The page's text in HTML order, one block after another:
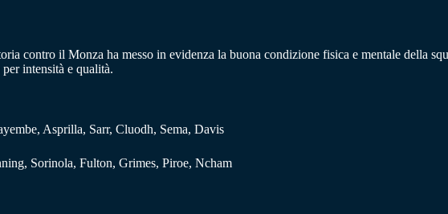
contro il Monza ha messo in evidenza la buona condizione fisica e mentale della
intensità e qualità.
Asprilla, Sarr, Cluodh, Sema, Davis
Sorinola, Fulton, Grimes, Piroe, Ncham